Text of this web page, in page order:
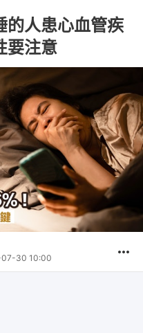
的人患心血管疾
要注意
30 10:00